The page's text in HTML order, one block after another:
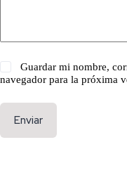
Guardar mi nombre,
navegador para la próxima
Enviar